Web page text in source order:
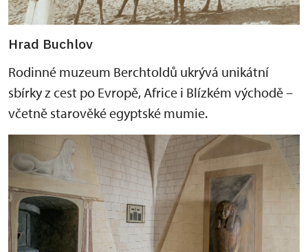
Hrad Buchlov
Rodinné muzeum Berchtoldů ukrývá unikátní
sbírky z cest po Evropě, Africe i Blízkém východě –
včetně starověké egyptské mumie.